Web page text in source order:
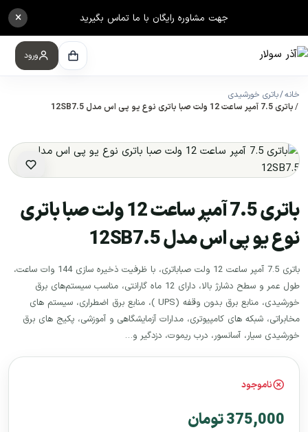
جهت مشاوره رایگان با ما تماس بگیرید ×
ورود
خانه باتری خورشیدی
باتری 7.5 آمپر ساعت 12 ولت صبا باتری نوع یو پی اس مدل 12SB7.5
باتری 7.5 آمپر ساعت 12 ولت صبا باتری
نوع یو پی اس مدل 12SB7.5
باتری 7.5 آمپر ساعت 12 ولت صباباتری، با ظرفیت ذخیره سازی 144 وات ساعت،
طول عمر و سطح دشارژ بالا، دارای 12 ماه گارانتی، مناسب سیستم‌های برق
خورشیدی، منابع برق بدون وقفه (UPS )، منابع برق اضطراری، سیستم های
مخابراتی، شبکه های کامپیوتری، مدارات آزمایشگاهی و آموزشی، پکیج های برق
خورشیدی سیار، آسانسور، درب ریموت، دزدگیر و…
ناموجود
375,000 تومان